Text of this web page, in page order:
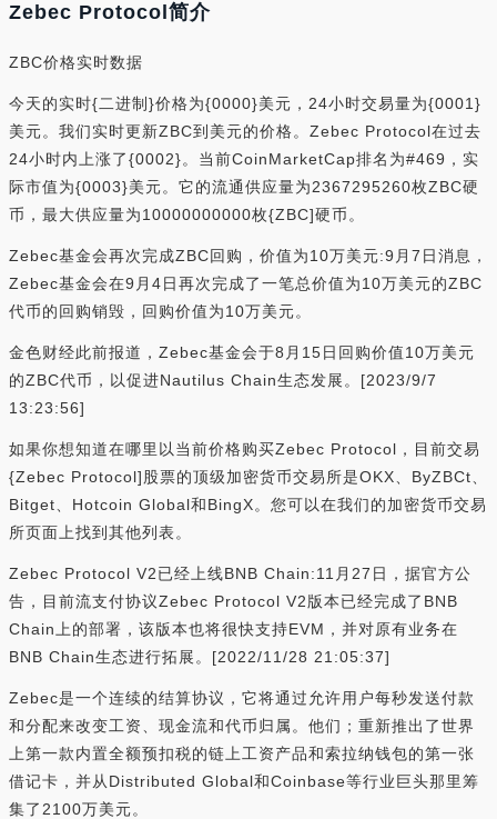
Zebec Protocol简介
ZBC价格实时数据
今天的实时{二进制}价格为{0000}美元，24小时交易量为{0001}
美元。我们实时更新ZBC到美元的价格。Zebec Protocol在过去
24小时内上涨了{0002}。当前CoinMarketCap排名为#469，实
际市值为{0003}美元。它的流通供应量为2367295260枚ZBC硬
币，最大供应量为10000000000枚{ZBC]硬币。
Zebec基金会再次完成ZBC回购，价值为10万美元:9月7日消息，
Zebec基金会在9月4日再次完成了一笔总价值为10万美元的ZBC
代币的回购销毁，回购价值为10万美元。
金色财经此前报道，Zebec基金会于8月15日回购价值10万美元
的ZBC代币，以促进Nautilus Chain生态发展。[2023/9/7
13:23:56]
如果你想知道在哪里以当前价格购买Zebec Protocol，目前交易
{Zebec Protocol]股票的顶级加密货币交易所是OKX、ByZBCt、
Bitget、Hotcoin Global和BingX。您可以在我们的加密货币交易
所页面上找到其他列表。
Zebec Protocol V2已经上线BNB Chain:11月27日，据官方公
告，目前流支付协议Zebec Protocol V2版本已经完成了BNB
Chain上的部署，该版本也将很快支持EVM，并对原有业务在
BNB Chain生态进行拓展。[2022/11/28 21:05:37]
Zebec是一个连续的结算协议，它将通过允许用户每秒发送付款
和分配来改变工资、现金流和代币归属。他们；重新推出了世界
上第一款内置全额预扣税的链上工资产品和索拉纳钱包的第一张
借记卡，并从Distributed Global和Coinbase等行业巨头那里筹
集了2100万美元。